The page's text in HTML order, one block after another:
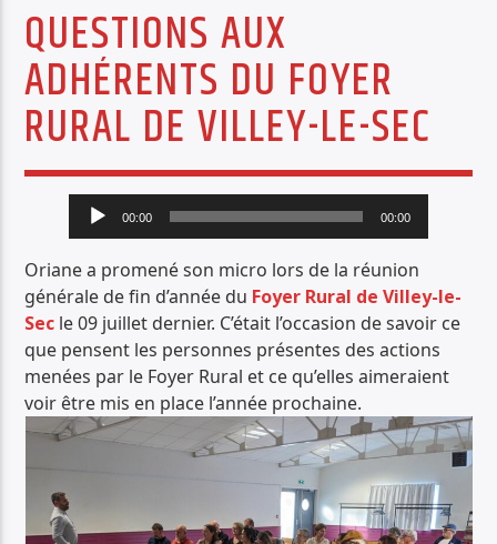
PISTE ACTUELLE
EVERYBODY GET UP
Radio Déclic
QUESTIONS AUX
ADHÉRENTS DU FOYER
RURAL DE VILLEY-LE-SEC
Lecteur
audio
00:00 00:00
Oriane a promené son micro lors de la réunion
générale de fin d’année du Foyer Rural de Villey-le-
Sec le 09 juillet dernier. C’était l’occasion de savoir ce
que pensent les personnes présentes des actions
menées par le Foyer Rural et ce qu’elles aimeraient
voir être mis en place l’année prochaine.